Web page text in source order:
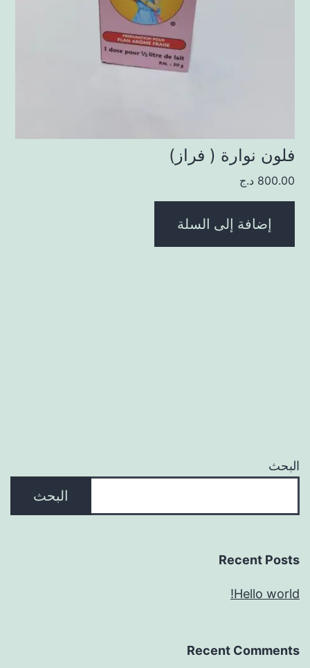
فلون نوارة ( فراز)
800.00 د.ج
إضافة إلى السلة
البحث
البحث
Recent Posts
Hello world!
Recent Comments